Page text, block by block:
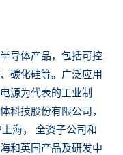
导体产品，包括可控
碳化硅等。广泛应用
源为代表的工业制
科技股份有限公司，
海， 全资子公司和
和英国产品及研发中